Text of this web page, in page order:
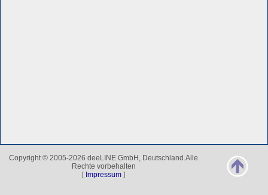
Copyright © 2005-2026 deeLINE GmbH, Deutschland.Alle
Rechte vorbehalten
[ Impressum ]